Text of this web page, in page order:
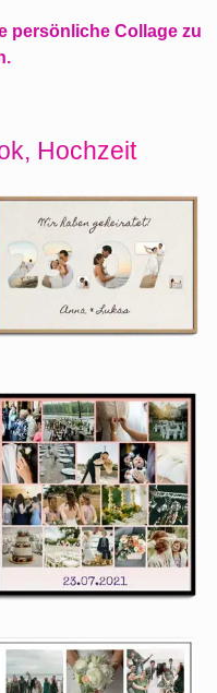
persönliche Collage zu
Hochzeit